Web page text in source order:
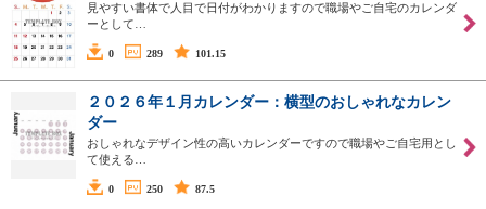
見やすい書体で人目で日付がわかりますので職場やご自宅のカレンダ
ーとして…
0 289 101.15
２０２６年１月カレンダー：横型のおしゃれなカレン
ダー
おしゃれなデザイン性の高いカレンダーですので職場やご自宅用とし
て使える…
0 250 87.5